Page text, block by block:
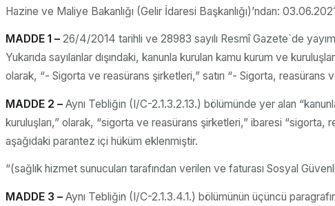
Hazine ve Maliye Bakanlığı (Gelir İdaresi Başkanlığı)’ndan:
MADDE 1 – 26/4/2014 tarihli ve 28983 sayılı Resmî Gazete`de
Yukarıda sayılanlar dışındaki, kanunla kurulan kamu kurum ve
olarak, “- Sigorta ve reasürans şirketleri,” satırı “- Sigorta,
MADDE 2 – Aynı Tebliğin (I/C-2.1.3.2.13.) bölümünde yer alan
kuruluşları,” olarak, “sigorta ve reasürans şirketleri,” ibaresi
aşağıdaki parantez içi hüküm eklenmiştir.
“(sağlık hizmet sunucuları tarafından verilen ve faturası Sosyal
MADDE 3 – Aynı Tebliğin (I/C-2.1.3.4.1.) bölümünün üçüncü